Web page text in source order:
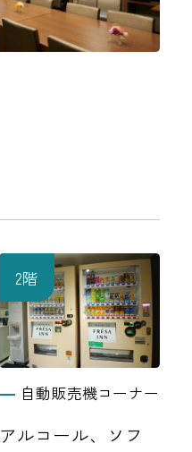
2階
自動販売機コーナー
アルコール、ソフ